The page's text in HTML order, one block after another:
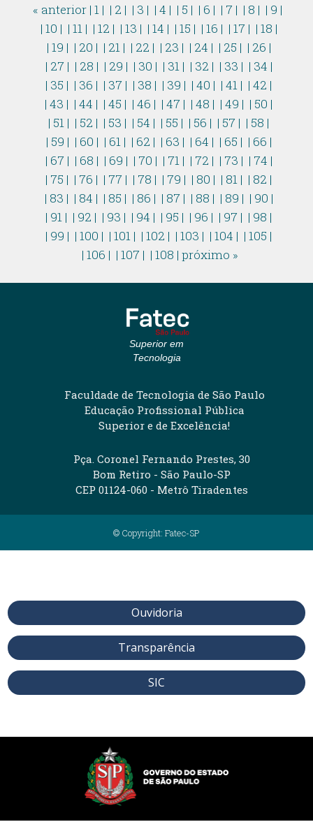
« anterior| 1 | | 2 | | 3 | | 4 | | 5 | | 6 | | 7 | | 8 | | 9 |
| 10 | | 11 | | 12 | | 13 | | 14 | | 15 | | 16 | | 17 | | 18 |
| 19 | | 20 | | 21 | | 22 | | 23 | | 24 | | 25 | | 26 |
| 27 | | 28 | | 29 | | 30 | | 31 | | 32 | | 33 | | 34 |
| 35 | | 36 | | 37 | | 38 | | 39 | | 40 | | 41 | | 42 |
| 43 | | 44 | | 45 | | 46 | | 47 | | 48 | | 49 | | 50 |
| 51 | | 52 | | 53 | | 54 | | 55 | | 56 | | 57 | | 58 |
| 59 | | 60 | | 61 | | 62 | | 63 | | 64 | | 65 | | 66 |
| 67 | | 68 | | 69 | | 70 | | 71 | | 72 | | 73 | | 74 |
| 75 | | 76 | | 77 | | 78 | | 79 | | 80 | | 81 | | 82 |
| 83 | | 84 | | 85 | | 86 | | 87 | | 88 | | 89 | | 90 |
| 91 | | 92 | | 93 | | 94 | | 95 | | 96 | | 97 | | 98 |
| 99 | | 100 | | 101 | | 102 | | 103 | | 104 | | 105 |
| 106 | | 107 | | 108 |próximo »
Superior em
Tecnologia
Faculdade de Tecnologia de São Paulo
Educação Profissional Pública
Superior e de Excelência!
Pça. Coronel Fernando Prestes, 30
Bom Retiro - São Paulo-SP
CEP 01124-060 - Metrô Tiradentes
© Copyright: Fatec-SP
Ouvidoria
Transparência
SIC